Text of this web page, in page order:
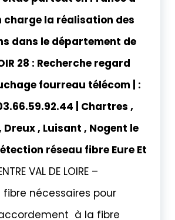
charge la réalisation des
dans le département de
28 : Recherche regard
fourreau télécom | :
| Chartres ,
, Luisant , Nogent le
réseau fibre Eure Et
VAL DE LOIRE –
nécessaires pour
à la fibre